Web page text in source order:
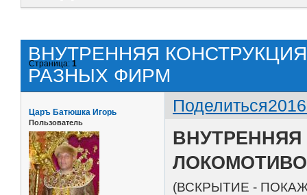
ВНУТРЕННЯЯ
РАЗНЫХ ФИРМ
Страница:1
Поделиться
Царъ Батюшка Игорь
Пользователь
(ВСКРЫТИЕ -